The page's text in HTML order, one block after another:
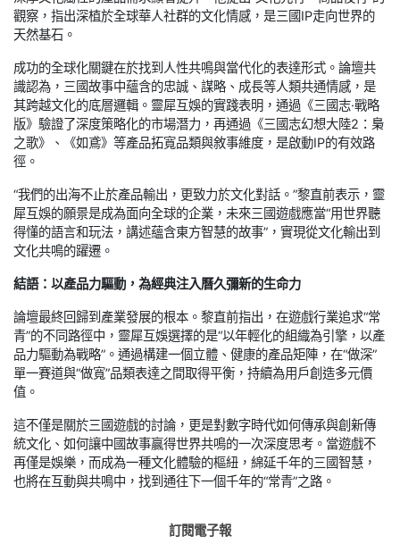
觀察，指出深植於全球華人社群的文化情感，是三國IP走向世界的
天然基石。
成功的全球化關鍵在於找到人性共鳴與當代化的表達形式。論壇共
識認為，三國故事中蘊含的忠誠、謀略、成長等人類共通情感，是
其跨越文化的底層邏輯。靈犀互娛的實踐表明，通過《三國志·戰略
版》驗證了深度策略化的市場潛力，再通過《三國志幻想大陸2：梟
之歌》、《如鳶》等產品拓寬品類與敘事維度，是啟動IP的有效路
徑。
“我們的出海不止於產品輸出，更致力於文化對話。”黎直前表示，靈
犀互娛的願景是成為面向全球的企業，未來三國遊戲應當“用世界聽
得懂的語言和玩法，講述蘊含東方智慧的故事”，實現從文化輸出到
文化共鳴的躍遷。
結語：以產品力驅動，為經典注入曆久彌新的生命力
論壇最終回歸到產業發展的根本。黎直前指出，在遊戲行業追求“常
青”的不同路徑中，靈犀互娛選擇的是“以年輕化的組織為引擎，以產
品力驅動為戰略”。通過構建一個立體、健康的產品矩陣，在“做深”
單一賽道與“做寬”品類表達之間取得平衡，持續為用戶創造多元價
值。
這不僅是關於三國遊戲的討論，更是對數字時代如何傳承與創新傳
統文化、如何讓中國故事贏得世界共鳴的一次深度思考。當遊戲不
再僅是娛樂，而成為一種文化體驗的樞紐，綿延千年的三國智慧，
也將在互動與共鳴中，找到通往下一個千年的“常青”之路。
訂閱電子報